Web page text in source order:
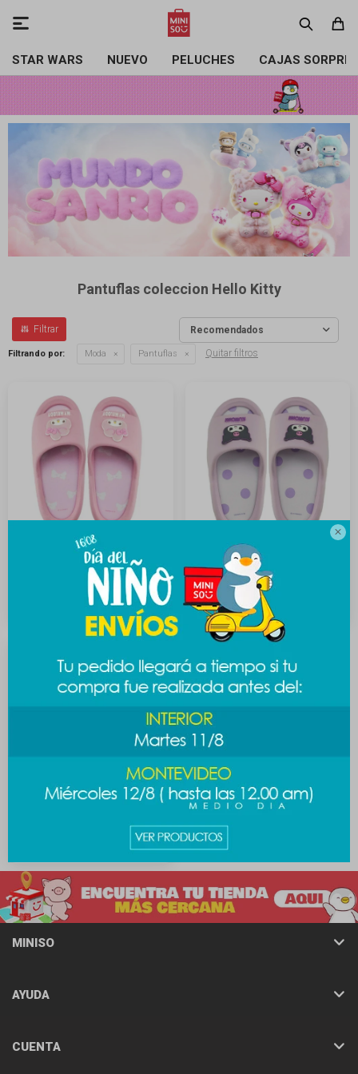

STAR WARS NUEVO PELUCHES CAJAS

Pantuflas coleccion Hello Kitty
Recomendados
Filtrando por: Moda Pantuflas Quitar filtros
Sandalia Sanrio 39-40 -
Sandalia Sanrio 39-40 -
Kuromi
$ 589
MINISO
AYUDA
CUENTA